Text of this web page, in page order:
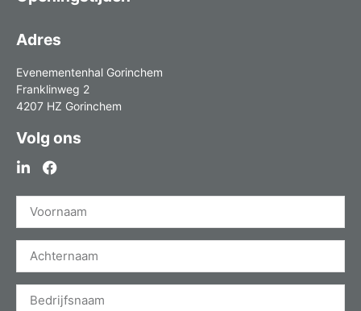
Adres
Evenementenhal Gorinchem
Franklinweg 2
4207 HZ Gorinchem
Volg ons